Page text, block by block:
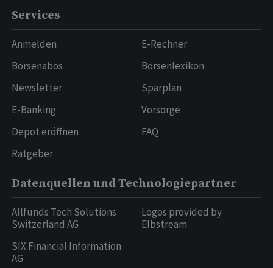
Services
Anmelden
Börsenabos
Newsletter
E-Banking
Depot eröffnen
Ratgeber
E-Rechner
Börsenlexikon
Sparplan
Vorsorge
FAQ
Datenquellen und Technologiepartner
Allfunds Tech Solutions
Switzerland AG
SIX Financial Information
AG
Logos provided by
Elbstream